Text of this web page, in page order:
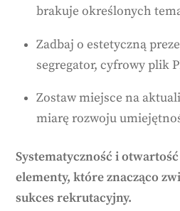
brakuje określonych
Zadbaj o estetyczną
segregator, cyfrowy plik
Zostaw miejsce na
miarę rozwoju
Systematyczność i
elementy, które znacząco
sukces rekrutacyjny.